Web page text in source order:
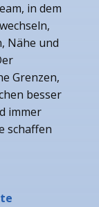
in dem
Nähe und
Grenzen,
besser
immer
schaffen